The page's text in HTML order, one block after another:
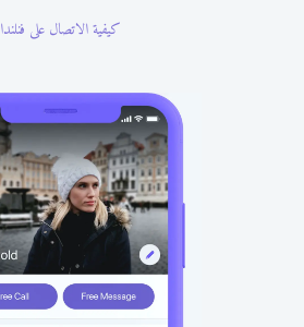
كيفية الاتصال على فنلندا